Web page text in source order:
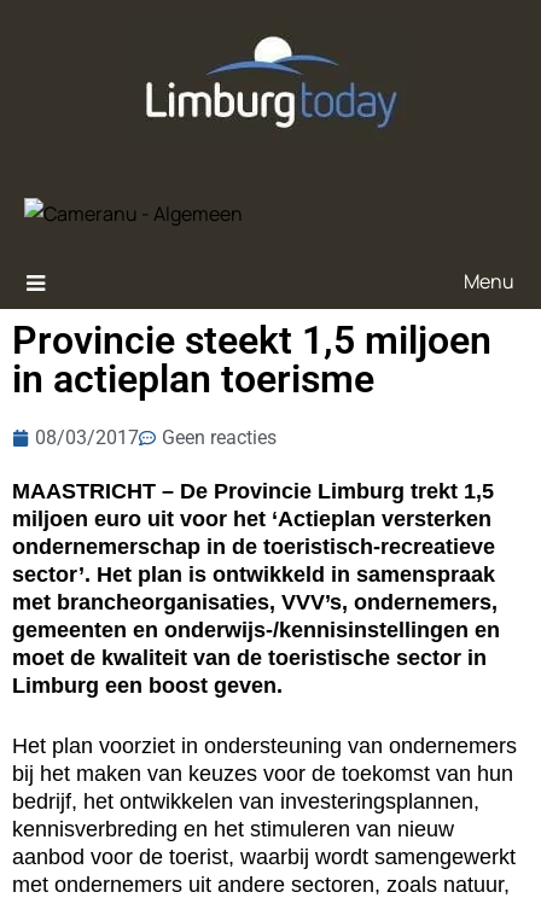
Menu
Provincie steekt 1,5 miljoen
in actieplan toerisme
08/03/2017 Geen reacties
MAASTRICHT – De Provincie Limburg trekt 1,5
miljoen euro uit voor het ‘Actieplan versterken
ondernemerschap in de toeristisch-recreatieve
sector’. Het plan is ontwikkeld in samenspraak
met brancheorganisaties, VVV’s, ondernemers,
gemeenten en onderwijs-/kennisinstellingen en
moet de kwaliteit van de toeristische sector in
Limburg een boost geven.
Het plan voorziet in ondersteuning van ondernemers
bij het maken van keuzes voor de toekomst van hun
bedrijf, het ontwikkelen van investeringsplannen,
kennisverbreding en het stimuleren van nieuw
aanbod voor de toerist, waarbij wordt samengewerkt
met ondernemers uit andere sectoren, zoals natuur,